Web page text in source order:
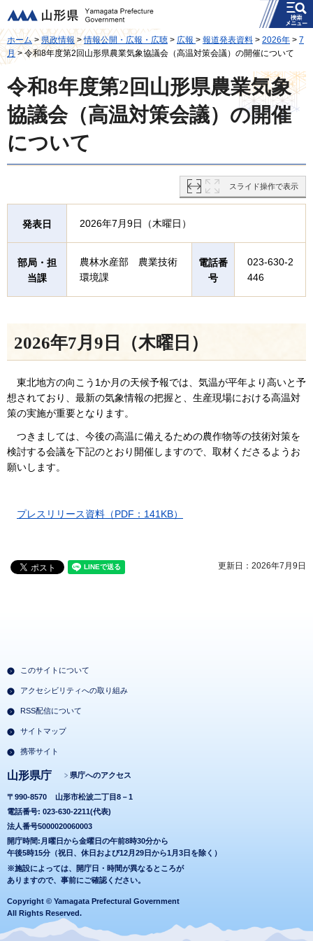
山形県
メニュー
ホーム>県政情報>情報公開・広報・広聴 > 広報 > 報道発表資料 > 2026年 > 7
月> 令和8年度第2回山形県農業気象協議会（高温対策会議）の開催について
令和8年度第2回山形県農業気象
協議会（高温対策会議）の開催
について
スライド操作で表示
発表日 2026年7月9日（木曜日）
部局・担
当課
農林水産部 農業技術
環境課
電話番
号
023-630-2
446
2026年7月9日（木曜日）
東北地方の向こう1か月の天候予報では、気温が平年より高いと予
想されており、最新の気象情報の把握と、生産現場における高温対
策の実施が重要となります。
つきましては、今後の高温に備えるための農作物等の技術対策を
検討する会議を下記のとおり開催しますので、取材くださるようお
願いします。
プレスリリース資料（PDF：141KB）
更新日：2026年7月9日
このサイトについて
アクセシビリティへの取り組み
RSS配信について
サイトマップ
携帯サイト
山形県庁 県庁へのアクセス
〒990-8570
山形市松波二丁目8－1
電話番号: 023-630-2211(代表)
法人番号5000020060003
開庁時間:月曜日から金曜日の午前8時30分から
午後5時15分（祝日、休日および12月29日から1月3日を除く）
※施設によっては、開庁日・時間が異なるところが
ありますので、事前にご確認ください。
Copyright © Yamagata Prefectural Government
All Rights Reserved.